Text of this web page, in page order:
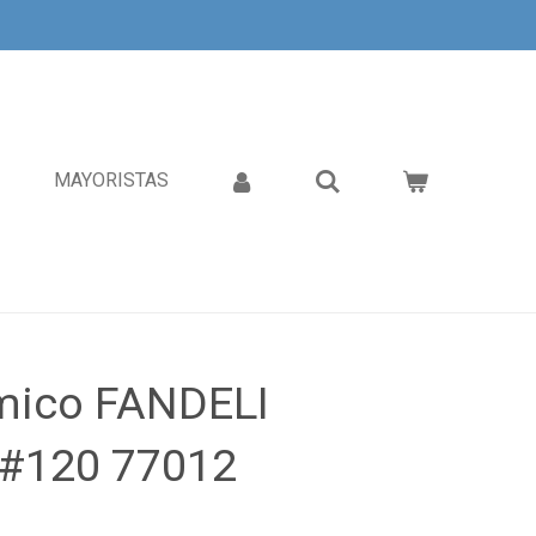
MAYORISTAS
FANDELI
77012